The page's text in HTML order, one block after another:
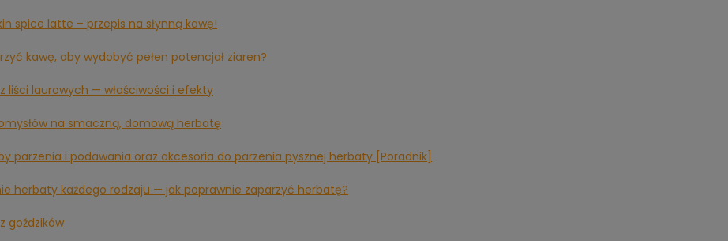
spice latte – przepis na słynną kawę!
kawę, aby wydobyć pełen potencjał ziaren?
liści laurowych — właściwości i efekty
na smaczną, domową herbatę
parzenia i podawania oraz akcesoria do parzenia pysznej herbaty [Poradnik]
herbaty każdego rodzaju — jak poprawnie zaparzyć herbatę?
goździków